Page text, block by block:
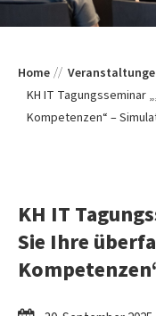
Home
KH IT Tagungsseminar
Kompetenzen“ –
KH IT
Sie Ihre